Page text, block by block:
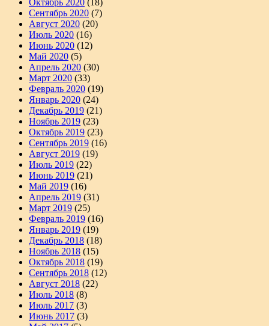
Сентябрь 2020 (7)
Август 2020 (20)
Июль 2020 (16)
Июнь 2020 (12)
Май 2020 (5)
Апрель 2020 (30)
Март 2020 (33)
Февраль 2020 (19)
Январь 2020 (24)
Декабрь 2019 (21)
Ноябрь 2019 (23)
Октябрь 2019 (23)
Сентябрь 2019 (16)
Август 2019 (19)
Июль 2019 (22)
Июнь 2019 (21)
Май 2019 (16)
Апрель 2019 (31)
Март 2019 (25)
Февраль 2019 (16)
Январь 2019 (19)
Декабрь 2018 (18)
Ноябрь 2018 (15)
Октябрь 2018 (19)
Сентябрь 2018 (12)
Август 2018 (22)
Июль 2018 (8)
Июль 2017 (3)
Июнь 2017 (3)